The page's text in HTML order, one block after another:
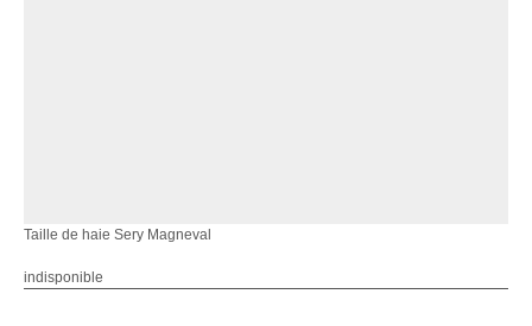
Taille de haie Sery Magneval
indisponible